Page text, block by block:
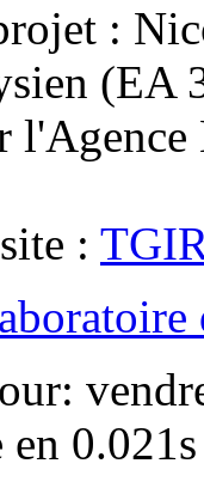
:
l'Agence
:
en 0.021s